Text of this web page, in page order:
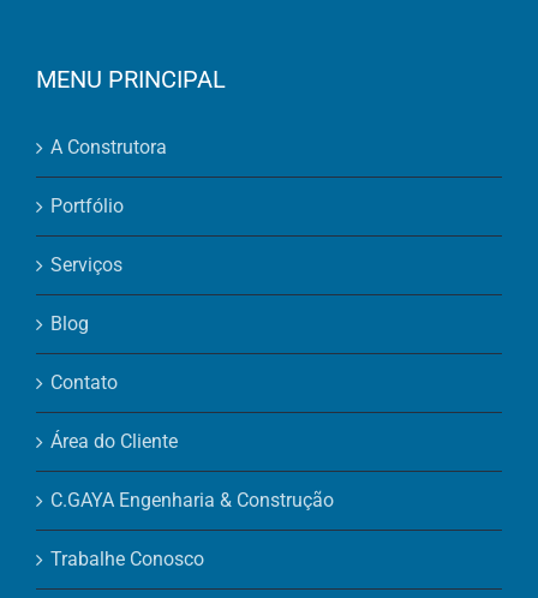
MENU PRINCIPAL
A Construtora
Portfólio
Serviços
Blog
Contato
Área do Cliente
C.GAYA Engenharia & Construção
Trabalhe Conosco